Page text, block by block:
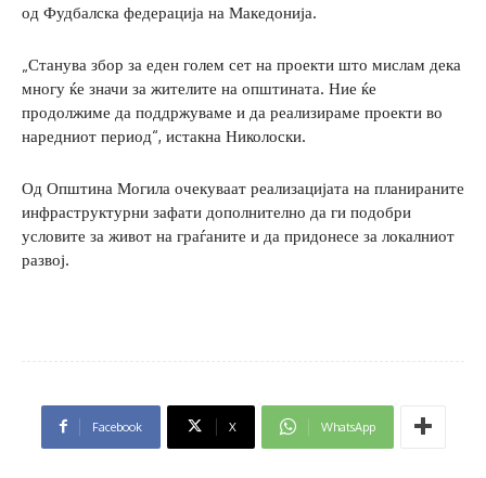
од Фудбалска федерација на Македонија.
„Станува збор за еден голем сет на проекти што мислам дека
многу ќе значи за жителите на општината. Ние ќе
продолжиме да поддржуваме и да реализираме проекти во
наредниот период“, истакна Николоски.
Од Општина Могила очекуваат реализацијата на планираните
инфраструктурни зафати дополнително да ги подобри
условите за живот на граѓаните и да придонесе за локалниот
развој.
Facebook X WhatsApp